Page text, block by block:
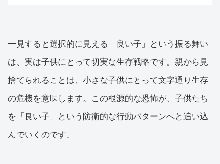
一見すると選択的に見える「良い子」という振る舞い
は、実は子供にとって切実な生存戦略です。親から見
捨てられることは、小さな子供にとって文字通り生存
の危機を意味します。この根源的な恐怖が、子供たち
を「良い子」という防衛的な行動パターンへと追い込
んでいくのです。